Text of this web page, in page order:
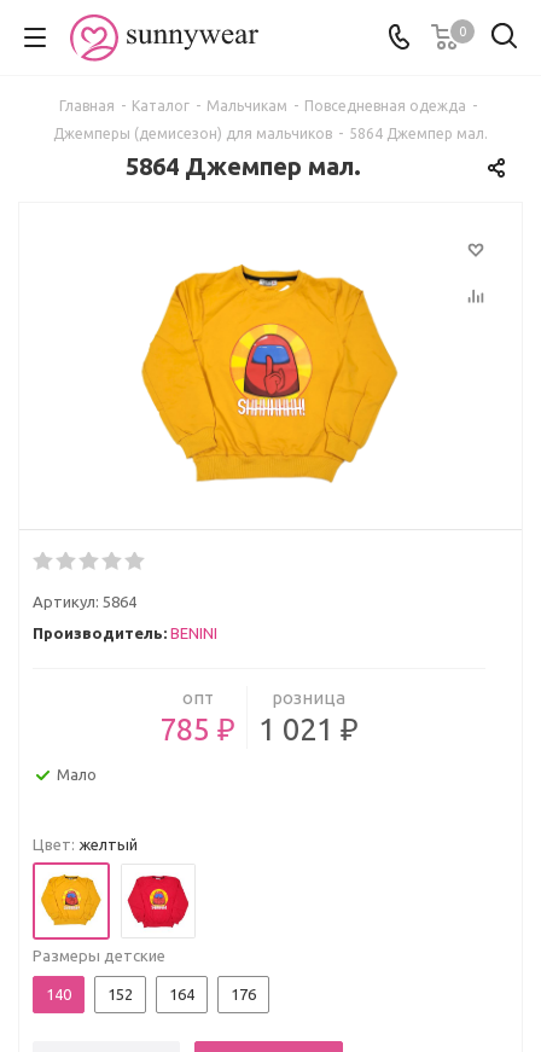
0
Главная - Каталог - Мальчикам - Повседневная одежда -
Джемперы (демисезон) для мальчиков - 5864 Джемпер мал.
5864 Джемпер мал.
Артикул: 5864
Производитель: BENINI
опт
785 ₽
розница
1 021 ₽
Мало
Цвет: желтый
Размеры детские
140 152 164 176